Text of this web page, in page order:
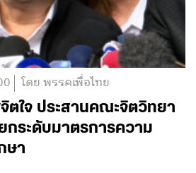
โดย พรรคเพื่อไทย
ตใจ ประสานคณะจิตวิทยา
ระดับมาตรการความ
ษา